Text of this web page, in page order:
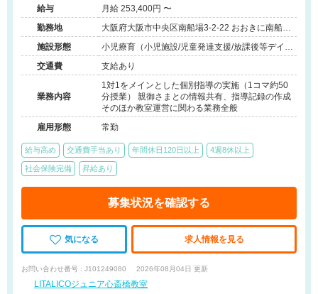
給与
月給 253,400円 〜
勤務地
大阪府大阪市中央区南船場3-2-22 おおきに南船場
ビル903号室
施設形態
小児療育（小児施設/児童発達支援/放課後等デイサ
ービス）
交通費 支給あり
業務内容
1対1をメインとした個別指導の実施（1コマ約50
分授業） 親御さまとの情報共有、指導記録の作成
そのほか教室運営に関わる業務全般
雇用形態
常勤
給与高め 交通費手当あり 年間休日120日以上 4週8休以上
社会保険完備 昇給あり
募集状況を確認する
気になる 求人情報を見る
お問い合わせ番号 : J101249080 2026年08月04日 更新
LITALICOジュニア心斎橋教室